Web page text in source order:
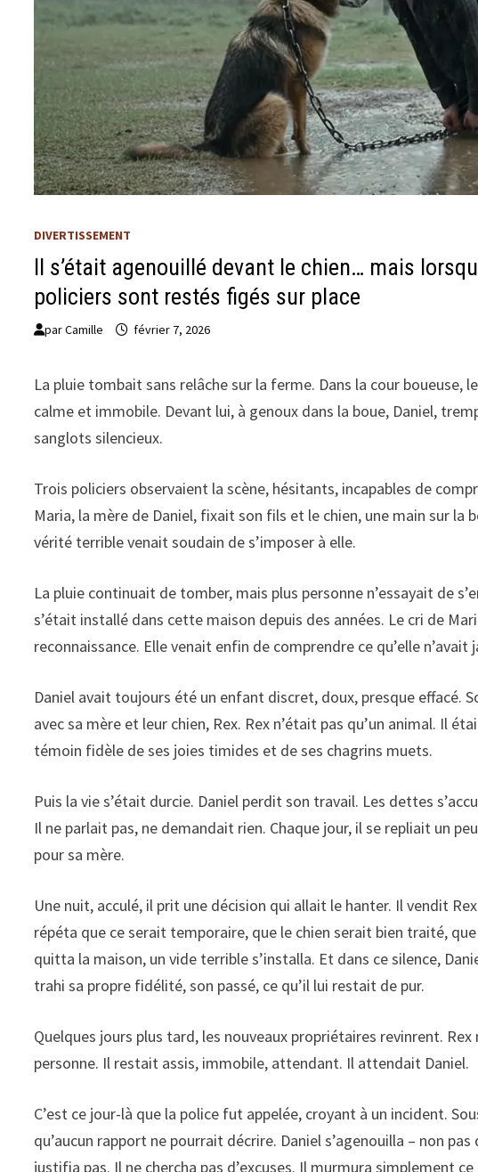
DIVERTISSEMENT
Il s’était agenouillé devant le chien… mais
policiers sont restés figés sur place
parCamille février 7, 2026
La pluie tombait sans relâche sur la ferme. Dans la cour boueuse,
calme et immobile. Devant lui, à genoux dans la boue, Daniel,
sanglots silencieux.
Trois policiers observaient la scène, hésitants, incapables de
Maria, la mère de Daniel, fixait son fils et le chien, une main sur la
vérité terrible venait soudain de s’imposer à elle.
La pluie continuait de tomber, mais plus personne n’essayait de
s’était installé dans cette maison depuis des années. Le cri de
reconnaissance. Elle venait enfin de comprendre ce qu’elle
Daniel avait toujours été un enfant discret, doux, presque
avec sa mère et leur chien, Rex. Rex n’était pas qu’un animal. Il
témoin fidèle de ses joies timides et de ses chagrins muets.
Puis la vie s’était durcie. Daniel perdit son travail. Les dettes
Il ne parlait pas, ne demandait rien. Chaque jour, il se repliait un
pour sa mère.
Une nuit, acculé, il prit une décision qui allait le hanter. Il vendit
répéta que ce serait temporaire, que le chien serait bien traité,
quitta la maison, un vide terrible s’installa. Et dans ce silence,
trahi sa propre fidélité, son passé, ce qu’il lui restait de pur.
Quelques jours plus tard, les nouveaux propriétaires revinrent.
personne. Il restait assis, immobile, attendant. Il attendait Daniel.
C’est ce jour-là que la police fut appelée, croyant à un incident.
qu’aucun rapport ne pourrait décrire. Daniel s’agenouilla – non
justifia pas. Il ne chercha pas d’excuses. Il murmura simplement